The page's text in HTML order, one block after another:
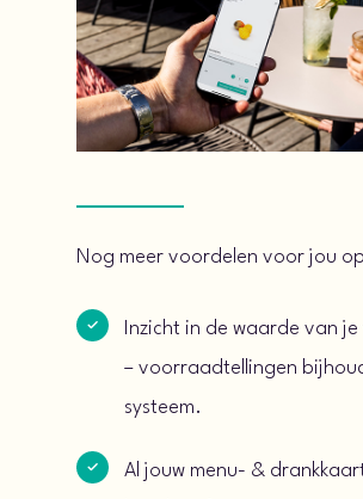
Nog meer voordelen voor jou
Inzicht in de waarde van
– voorraadtellingen
systeem.
Al jouw menu- &